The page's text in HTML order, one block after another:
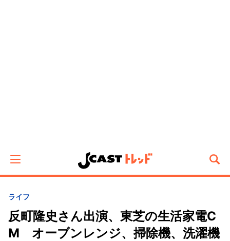
ライフ
反町隆史さん出演、東芝の生活家電C
M オーブンレンジ、掃除機、洗濯機